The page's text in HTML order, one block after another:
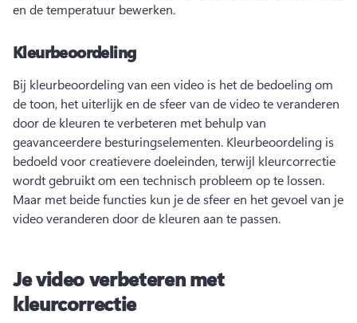
en de temperatuur bewerken.
Kleurbeoordeling
Bij kleurbeoordeling van een video is het de bedoeling om
de toon, het uiterlijk en de sfeer van de video te veranderen
door de kleuren te verbeteren met behulp van
geavanceerdere besturingselementen. Kleurbeoordeling is
bedoeld voor creatievere doeleinden, terwijl kleurcorrectie
Maar met beide functies kun je de sfeer en het gevoel van je
video veranderen door de kleuren aan te passen.
Je video verbeteren met
kleurcorrectie